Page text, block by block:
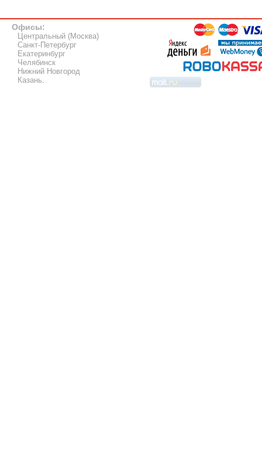
Офисы:
Центральный (Москва)
Санкт-Петербург
Екатеринбург
Челябинск
Нижний Новгород
Казань.